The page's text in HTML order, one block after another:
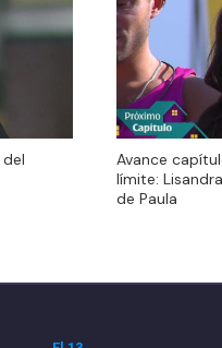
límite:
de Paula
Avance
límite:
de Paula